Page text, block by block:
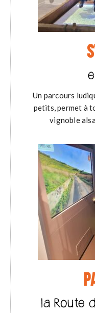
Un parcours
petits, permet à
vignoble
la Route